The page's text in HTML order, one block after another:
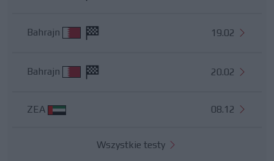
Bahrajn 19.02
Bahrajn 20.02
ZEA 08.12
Wszystkie testy